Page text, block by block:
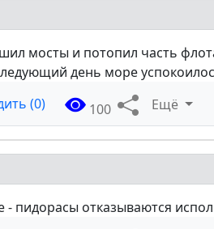
мосты и потопил часть
день море
(0) 100 Ещё
пидорасы отказываются